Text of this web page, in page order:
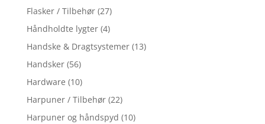
Flasker / Tilbehør (27)
Håndholdte lygter (4)
Handske & Dragtsystemer (13)
Handsker (56)
Hardware (10)
Harpuner / Tilbehør (22)
Harpuner og håndspyd (10)